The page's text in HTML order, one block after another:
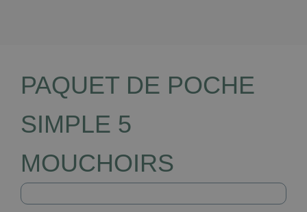
PAQUET DE POCHE
SIMPLE 5
MOUCHOIRS